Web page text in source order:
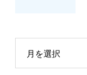
月を選択